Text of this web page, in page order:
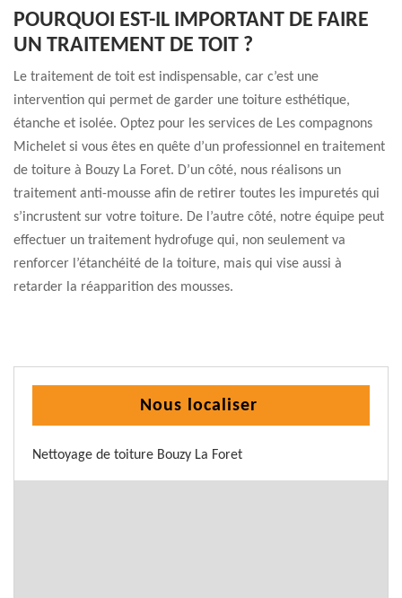
POURQUOI EST-IL IMPORTANT DE FAIRE
UN TRAITEMENT DE TOIT ?
Le traitement de toit est indispensable, car c’est une
intervention qui permet de garder une toiture esthétique,
étanche et isolée. Optez pour les services de Les compagnons
Michelet si vous êtes en quête d’un professionnel en traitement
de toiture à Bouzy La Foret. D’un côté, nous réalisons un
traitement anti-mousse afin de retirer toutes les impuretés qui
s’incrustent sur votre toiture. De l’autre côté, notre équipe peut
effectuer un traitement hydrofuge qui, non seulement va
renforcer l’étanchéité de la toiture, mais qui vise aussi à
retarder la réapparition des mousses.
Nous localiser
Nettoyage de toiture Bouzy La Foret